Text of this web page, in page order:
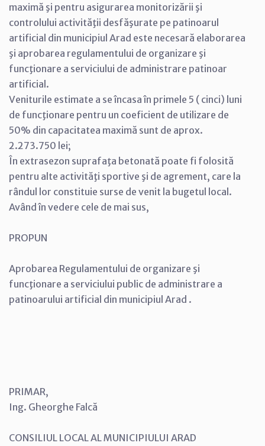
maximă şi pentru asigurarea monitorizării şi
controlului activităţii desfăşurate pe patinoarul
artificial din municipiul Arad este necesară elaborarea
şi aprobarea regulamentului de organizare şi
funcţionare a serviciului de administrare patinoar
artificial.
Veniturile estimate a se încasa în primele 5 ( cinci) luni
de funcţionare pentru un coeficient de utilizare de
50% din capacitatea maximă sunt de aprox.
2.273.750 lei;
În extrasezon suprafaţa betonată poate fi folosită
pentru alte activităţi sportive şi de agrement, care la
rândul lor constituie surse de venit la bugetul local.
Având în vedere cele de mai sus,
PROPUN
Aprobarea Regulamentului de organizare şi
funcţionare a serviciului public de administrare a
patinoarului artificial din municipiul Arad .
PRIMAR,
Ing. Gheorghe Falcă
CONSILIUL LOCAL AL MUNICIPIULUI ARAD